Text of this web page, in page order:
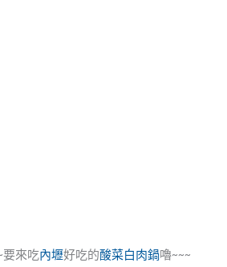
來吃內壢好吃的酸菜白肉鍋嚕~~~